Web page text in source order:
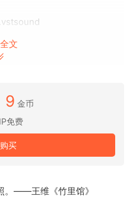
文
9 金币
免费
买
。——王维《竹里馆》